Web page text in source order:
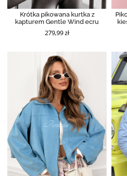
Krótka pikowana kurtka z
kapturem Gentle Wind ecru
279,99 zł